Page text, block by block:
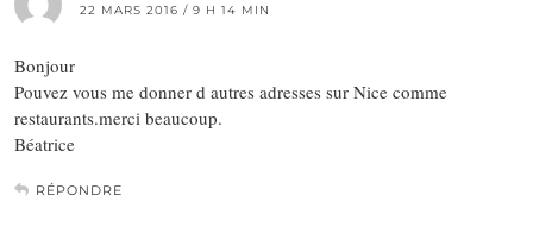
22 MARS 2016 / 9 H 14 MIN
Bonjour
Pouvez vous me donner d autres adresses sur Nice comme
restaurants.merci beaucoup.
Béatrice
RÉPONDRE